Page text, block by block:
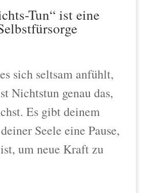
Tun“ ist eine
sich seltsam anfühlt,
Nichtstun genau das,
Es gibt deinem
Seele eine Pause,
um neue Kraft zu